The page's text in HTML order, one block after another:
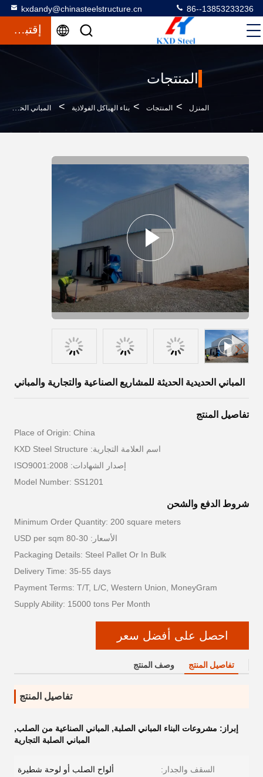
kxdandy@chinasteelstructure.cn 86--13853233236
إقتباس
المنتجات
المنزل > المنتجات > بناء الهياكل الفولاذية > المباني الحديدية الحديثة للمشاريع الصناعية والتجارية والمباني
المباني الحديدية الحديثة للمشاريع الصناعية والتجارية والمباني
تفاصيل المنتج
Place of Origin: China
اسم العلامة التجارية: KXD Steel Structure
إصدار الشهادات: ISO9001:2008
Model Number: SS1201
شروط الدفع والشحن
Minimum Order Quantity: 200 square meters
الأسعار: 30-80 USD per sqm
Packaging Details: Steel Pallet Or In Bulk
Delivery Time: 35-55 days
Payment Terms: T/T, L/C, Western Union, MoneyGram
Supply Ability: 15000 tons Per Month
احصل على أفضل سعر
تفاصيل المنتج وصف المنتج
تفاصيل المنتج
إبراز: مشروعات البناء المباني الصلبة, المباني الصناعية من الصلب,
المباني الصلبة التجارية
السقف والجدار: ألواح الصلب أو لوحة شطيرة